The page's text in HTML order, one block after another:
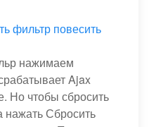
фильтр повесить
нажимаем
Ajax
Но чтобы сбросить
нажать Сбросить